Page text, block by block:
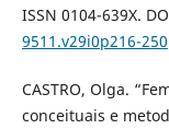
ISSN 0104-639X.
9511.v29i0p216-250
CASTRO, Olga.
conceituais e